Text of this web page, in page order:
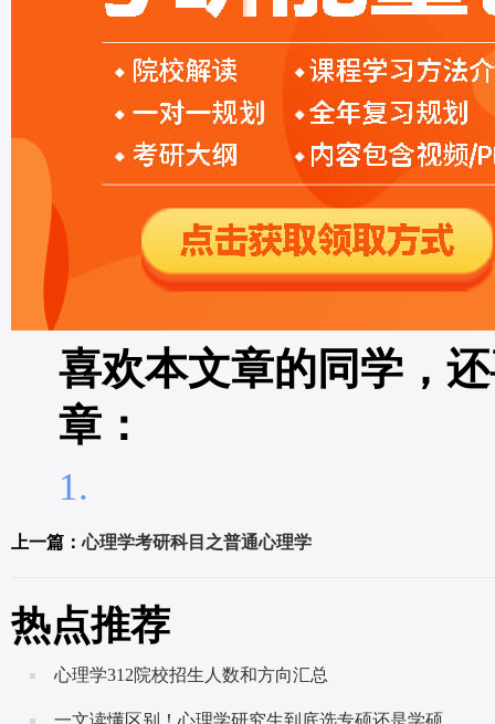
喜欢本文章的同学，
章：
上一篇：心理学考研科目之普通心理学
热点推荐
心理学312院校招生人数和方向汇总
一文读懂区别！心理学研究生到底选专硕还是学硕呢？